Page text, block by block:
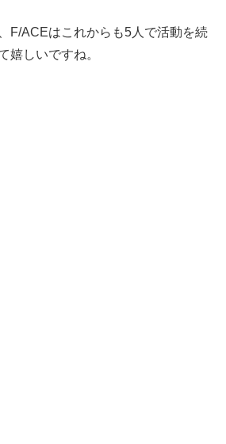
F/ACEはこれからも5人で活動を続
嬉しいですね。